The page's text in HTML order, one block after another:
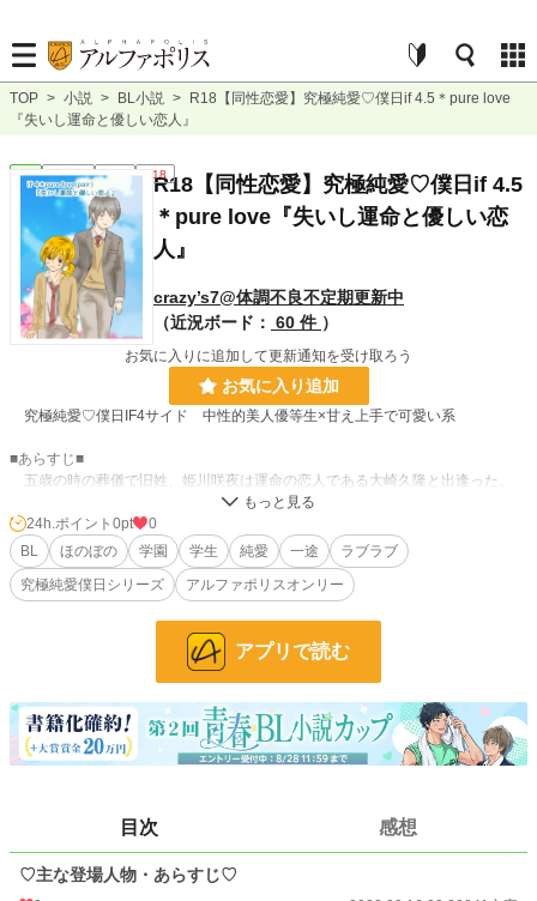
TOP > 小説 > BL小説 >
R18【同性恋愛】究極純愛♡僕日if 4.5＊pure love
『失いし運命と優しい恋人』
BL 連載中 長編 R18
R18【同性恋愛】究極純愛♡僕日if 4.5
＊pure love『失いし運命と優しい恋
人』
crazy’s7@体調不良不定期更新中
（近況ボード： 60 件 ）
お気に入りに追加して更新通知を受け取ろう
お気に入り追加
究極純愛♡僕日IF4サイド 中性的美人優等生×甘え上手で可愛い系
■あらすじ■
五歳の時の葬儀で旧姓、姫川咲夜は運命の恋人である大崎久隆と出逢った。
『僕がパパの代わりに咲夜を幸せにしてあげる』
それは幼い約束。
久隆は中学までその約束を守り一途に咲夜を思い続けていた。しかし、咲夜は
母に”忘れなさい”と言われ諦めてしまう。母が再婚し姫川から霧島へ。中学で出
った父によるある事件が原因で両親が離婚。血のつながらない父に引き取られる
営する片倉は業績悪化により倒産寸前だったのだ。咲夜の父は大きな会社の社長
であったが離婚したことにより跡取りという椅子を失ってしまい、同時に葵との
将来もあきらめなければいけないという事態に。知らないのは葵ばかりであっ
そこに手を差し伸べてきたのがなんと”大崎グループ”次期社長の久隆。
24h.ポイント 0pt
0
BL
ほのぼの 学園 学生 純愛 一途
ラブラブ
究極純愛僕日シリーズ
アルファポリスオンリー
アプリで読む
目次 感想
♡主な登場人物・あらすじ♡